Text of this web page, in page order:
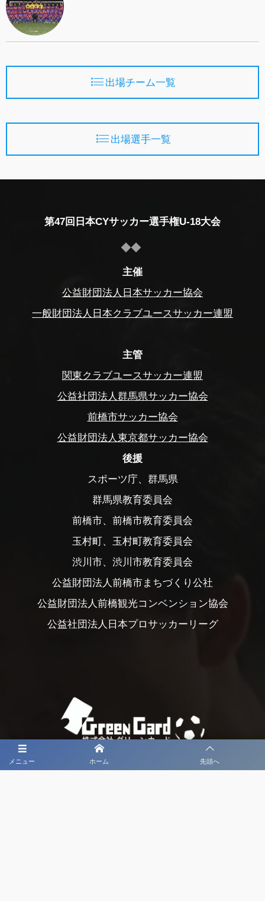
出場チーム一覧
出場選手一覧
メニュー ホーム 先頭へ
第47回日本CYサッカー選手権U-18大会
主催
公益財団法人日本サッカー協会
一般財団法人日本クラブユースサッカー連盟
主管
関東クラブユースサッカー連盟
公益社団法人群馬県サッカー協会
前橋市サッカー協会
公益財団法人東京都サッカー協会
後援
スポーツ庁、群馬県
群馬県教育委員会
前橋市、前橋市教育委員会
玉村町、玉村町教育委員会
渋川市、渋川市教育委員会
公益財団法人前橋市まちづくり公社
公益財団法人前橋観光コンベンション協会
公益社団法人日本プロサッカーリーグ